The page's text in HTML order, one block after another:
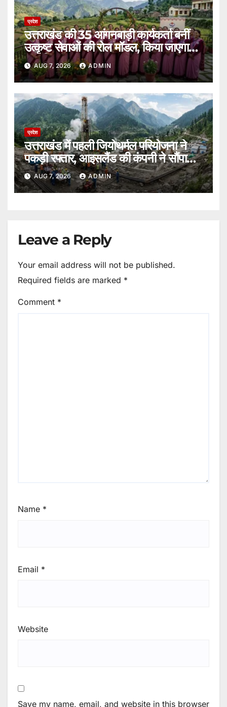
प्रदेश
उत्तराखंड की 35 आंगनबाड़ी कार्यकर्ता बनीं
उत्कृष्ट सेवाओं की रोल मॉडल, किया जाएगा
सम्मानित।
AUG 7, 2026 ADMIN
प्रदेश
उत्तराखंड में पहली जियोथर्मल परियोजना ने
पकड़ी रफ्तार, आइसलैंड की कंपनी ने सौंपा
ब्लूप्रिंट।
AUG 7, 2026 ADMIN
Leave a Reply
Your email address will not be published.
Required fields are marked *
Comment *
Name *
Email *
Website
Save my name, email, and website in this browser